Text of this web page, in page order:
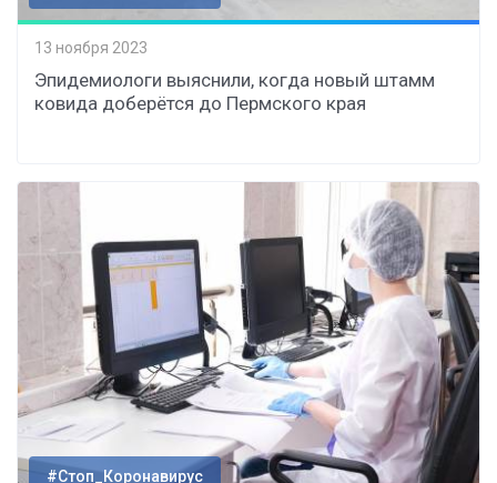
13 ноября 2023
Эпидемиологи выяснили, когда новый штамм
ковида доберётся до Пермского края
#Стоп_Коронавирус